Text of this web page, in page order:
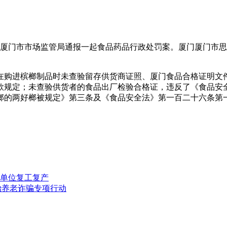
门市市场监管局通报一起食品药品行政处罚案。厦门厦门市
进槟榔制品时未查验留存供货商证照、厦门食品合格证明文
定；未查验供货者的食品出厂检验合格证，违反了《食品
两好榔被规定》第三条及《食品安全法》第一百二十六条
位复工复产
老诈骗专项行动